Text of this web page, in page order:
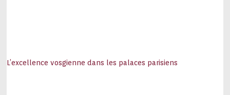
L’excellence vosgienne dans les palaces parisiens